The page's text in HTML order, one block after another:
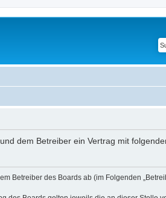
dem Betreiber ein Vertrag mit
Betreiber des Boards ab (im Folgenden